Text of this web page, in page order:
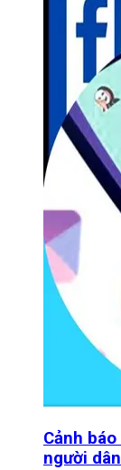
Cảnh
người